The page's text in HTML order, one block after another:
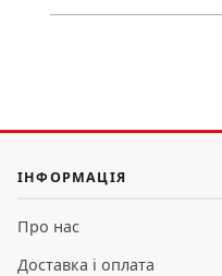
ІНФОРМАЦІЯ
Про нас
Доставка і оплата